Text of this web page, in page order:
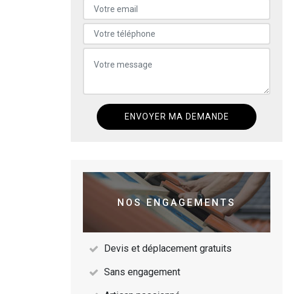
NOS ENGAGEMENTS
Devis et déplacement gratuits
Sans engagement